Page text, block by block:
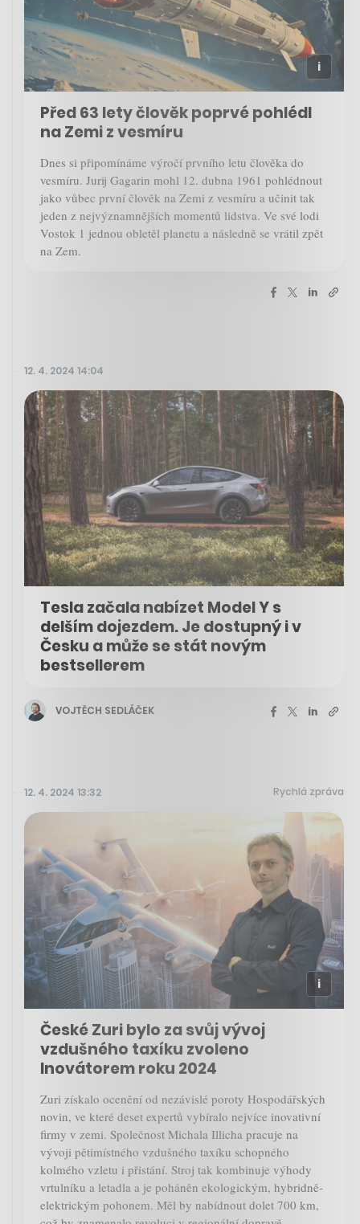
Před 63 lety člověk poprvé pohlédl
na Zemi z vesmíru
Dnes si připomínáme výročí prvního letu člověka do
vesmíru. Jurij Gagarin mohl 12. dubna 1961 pohlédnout
jako vůbec první člověk na Zemi z vesmíru a učinit tak
jeden z nejvýznamnějších momentů lidstva. Ve své lodi
Vostok 1 jednou obletěl planetu a následně se vrátil zpět
na Zem.
12. 4. 2024 14:04
Tesla začala nabízet Model Y s
delším dojezdem. Je dostupný i v
Česku a může se stát novým
bestsellerem
VOJTĚCH SEDLÁČEK
12. 4. 2024 13:32 Rychlá zpráva
České Zuri bylo za svůj vývoj
vzdušného taxíku zvoleno
Inovátorem roku 2024
Zuri získalo ocenění od nezávislé poroty Hospodářských
novin, ve které deset expertů vybíralo nejvíce inovativní
firmy v zemi. Společnost Michala Illicha pracuje na
vývoji pětimístného vzdušného taxíku schopného
kolmého vzletu i přistání. Stroj tak kombinuje výhody
vrtulníku a letadla a je poháněn ekologickým, hybridně-
elektrickým pohonem. Měl by nabídnout dolet 700 km,